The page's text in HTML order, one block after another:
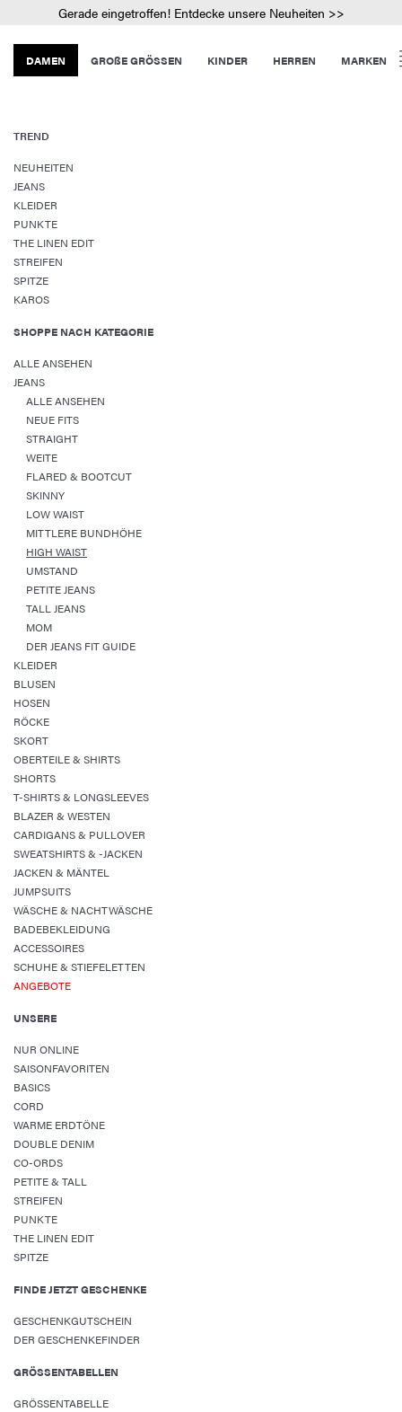
Gerade eingetroffen! Entdecke unsere Neuheiten >>
DAMEN GROßE GRÖSSEN KINDER HERREN MARKEN
TREND
NEUHEITEN
JEANS
KLEIDER
PUNKTE
THE LINEN EDIT
STREIFEN
SPITZE
KAROS
SHOPPE NACH KATEGORIE
ALLE ANSEHEN
JEANS
ALLE ANSEHEN
NEUE FITS
STRAIGHT
WEITE
FLARED & BOOTCUT
SKINNY
LOW WAIST
MITTLERE BUNDHÖHE
HIGH WAIST
UMSTAND
PETITE JEANS
TALL JEANS
MOM
DER JEANS FIT GUIDE
KLEIDER
BLUSEN
HOSEN
RÖCKE
SKORT
OBERTEILE & SHIRTS
SHORTS
T-SHIRTS & LONGSLEEVES
BLAZER & WESTEN
CARDIGANS & PULLOVER
SWEATSHIRTS & -JACKEN
JACKEN & MÄNTEL
JUMPSUITS
WÄSCHE & NACHTWÄSCHE
BADEBEKLEIDUNG
ACCESSOIRES
SCHUHE & STIEFELETTEN
ANGEBOTE
UNSERE
NUR ONLINE
SAISONFAVORITEN
BASICS
CORD
WARME ERDTÖNE
DOUBLE DENIM
CO-ORDS
PETITE & TALL
STREIFEN
PUNKTE
THE LINEN EDIT
SPITZE
FINDE JETZT GESCHENKE
GESCHENKGUTSCHEIN
DER GESCHENKEFINDER
GRÖSSENTABELLEN
GRÖSSENTABELLE